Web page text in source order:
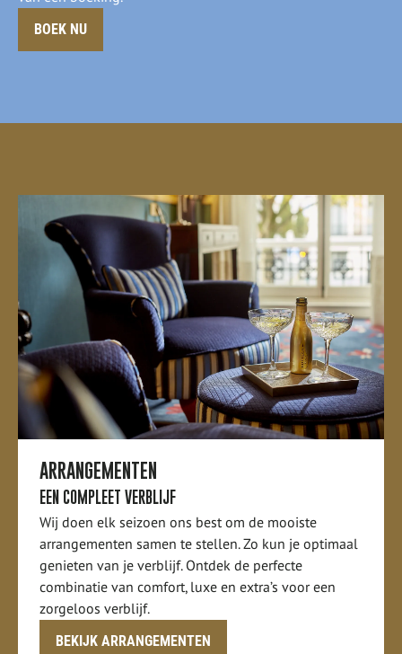
BOEK NU
ARRANGEMENTEN
EEN COMPLEET VERBLIJF
Wij doen elk seizoen ons best om de mooiste
arrangementen samen te stellen. Zo kun je optimaal
genieten van je verblijf. Ontdek de perfecte
combinatie van comfort, luxe en extra’s voor een
zorgeloos verblijf.
BEKIJK ARRANGEMENTEN